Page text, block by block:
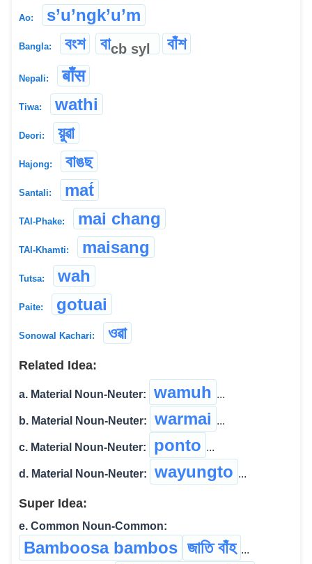
Ao: s’u’ngk’u’m
Bangla: বংশ বাcb syl বাঁশ
Nepali: बाँस
Tiwa: wathi
Deori: য়ুৱা
Hajong: বাঙছ
Santali: mat́
TAI-Phake: mai chang
TAI-Khamti: maisang
Tutsa: wah
Paite: gotuai
Sonowal Kachari: ওৱা
Related Idea:
a. Material Noun-Neuter: wamuh ...
b. Material Noun-Neuter: warmai ...
c. Material Noun-Neuter: ponto ...
d. Material Noun-Neuter: wayungto ...
Super Idea:
e. Common Noun-Common:
Bamboosa bambos জাতি বাঁহ ...